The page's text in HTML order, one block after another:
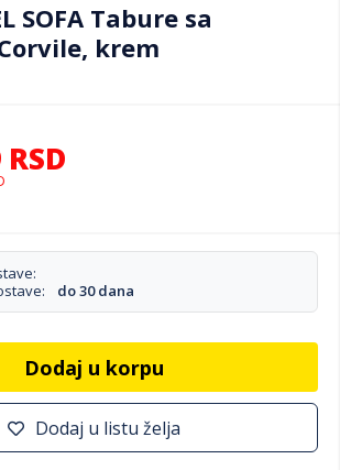
SOFA Tabure sa
krem
RSD
do 30 dana
Dodaj u korpu
Dodaj u listu želja